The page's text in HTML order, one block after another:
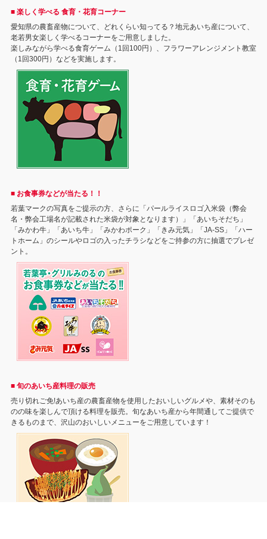
■ 楽しく学べる 食育・花育コーナー
愛知県の農畜産物について、どれくらい知ってる？地元あいち産について、
老若男女楽しく学べるコーナーをご用意しました。
楽しみながら学べる食育ゲーム（1回100円）、フラワーアレンジメント教室
（1回300円）などを実施します。
■ お食事券などが当たる！！
若葉マークの写真をご提示の方、さらに「パールライスロゴ入米袋（弊会
名・弊会工場名が記載された米袋が対象となります）」「あいちそだち」
「みかわ牛」「あいち牛」「みかわポーク」「きみ元気」「JA-SS」「ハー
トホーム」のシールやロゴの入ったチラシなどをご持参の方に抽選でプレゼ
ント。
■ 旬のあいち産料理の販売
売り切れご免!あいち産の農畜産物を使用したおいしいグルメや、素材そのも
のの味を楽しんで頂ける料理を販売。旬なあいち産から年間通してご提供で
きるものまで、沢山のおいしいメニューをご用意しています！